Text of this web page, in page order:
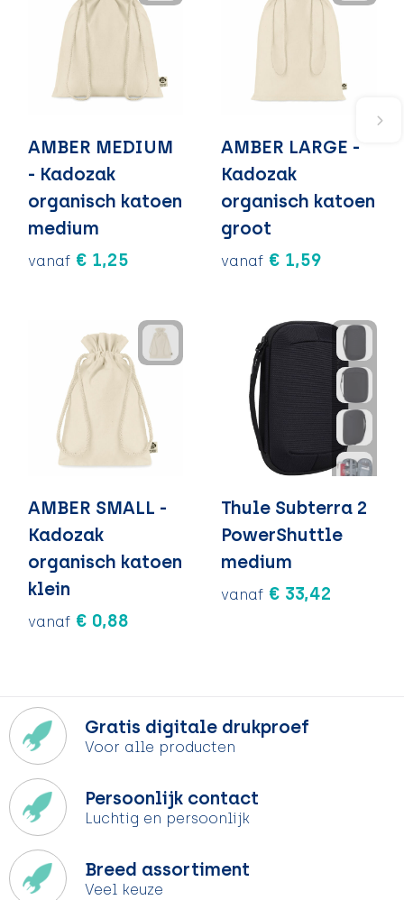
AMBER MEDIUM
- Kadozak
organisch katoen
medium
vanaf € 1,25
AMBER LARGE -
Kadozak
organisch katoen
groot
vanaf € 1,59
AMBER SMALL -
Kadozak
organisch katoen
klein
vanaf € 0,88
Thule Subterra 2
PowerShuttle
medium
vanaf € 33,42
Gratis digitale drukproef
Voor alle producten
Persoonlijk contact
Luchtig en persoonlijk
Breed assortiment
Veel keuze